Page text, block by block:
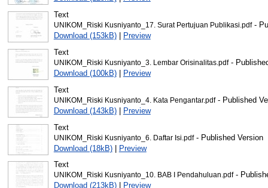
Text
UNIKOM_Riski Kusniyanto_17. Surat Pertujuan Publikasi.pdf-
Download (153kB)|
Preview
Text
UNIKOM_Riski Kusniyanto_3. Lembar Orisinalitas.pdf-
Download (100kB)|
Preview
Text
UNIKOM_Riski Kusniyanto_4. Kata Pengantar.pdf- Published
Download (143kB)|
Preview
Text
UNIKOM_Riski Kusniyanto_6. Daftar Isi.pdf- Published Version
Download (18kB)| Preview
Text
UNIKOM_Riski Kusniyanto_10. BAB I Pendahuluan.pdf-
Download (213kB)|
Preview